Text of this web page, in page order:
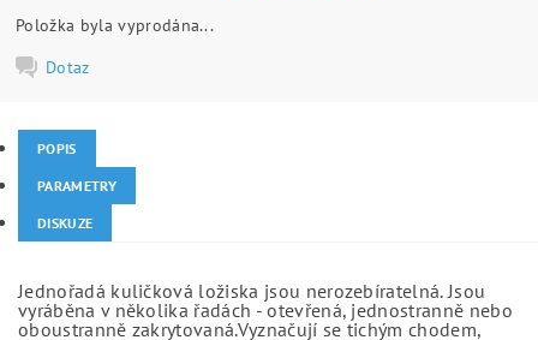
Položka byla vyprodána...
Dotaz
POPIS
PARAMETRY
DISKUZE
Jednořadá kuličková ložiska jsou nerozebíratelná. Jsou
vyráběna v několika řadách - otevřená, jednostranně nebo
oboustranně zakrytovaná.Vyznačují se tichým chodem,